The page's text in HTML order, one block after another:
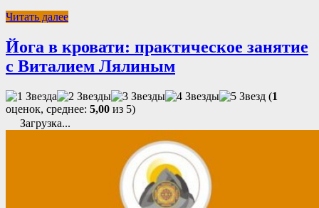
Читать далее
Йога в кровати: практическое занятие
с Виталием Лялиным
(1
оценок, среднее: 5,00 из 5)
Загрузка...